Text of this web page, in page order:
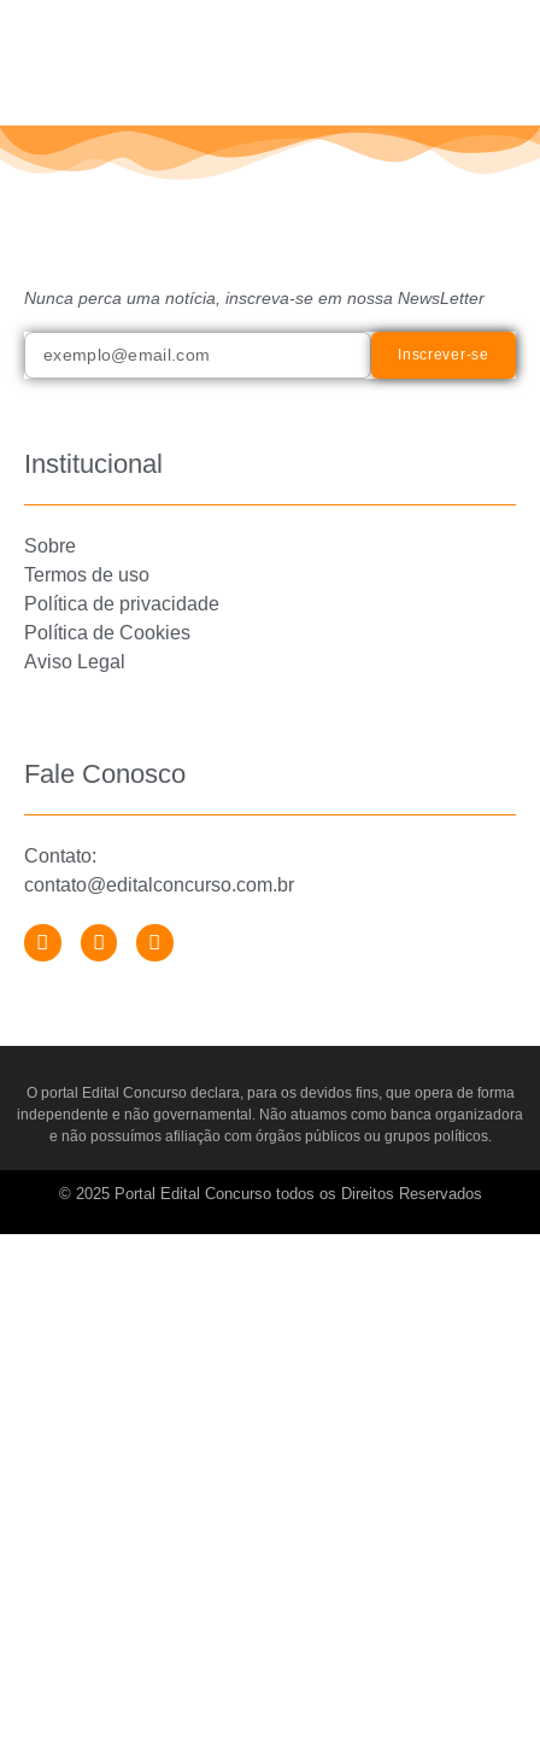
Nunca perca uma notícia, inscreva-se em nossa NewsLetter
Inscrever-se
Institucional
Sobre
Termos de uso
Política de privacidade
Política de Cookies
Aviso Legal
Fale Conosco
Contato:
contato@editalconcurso.com.br
O portal Edital Concurso declara, para os devidos fins, que opera de forma
independente e não governamental. Não atuamos como banca organizadora
e não possuímos afiliação com órgãos públicos ou grupos políticos.
© 2025 Portal Edital Concurso todos os Direitos Reservados